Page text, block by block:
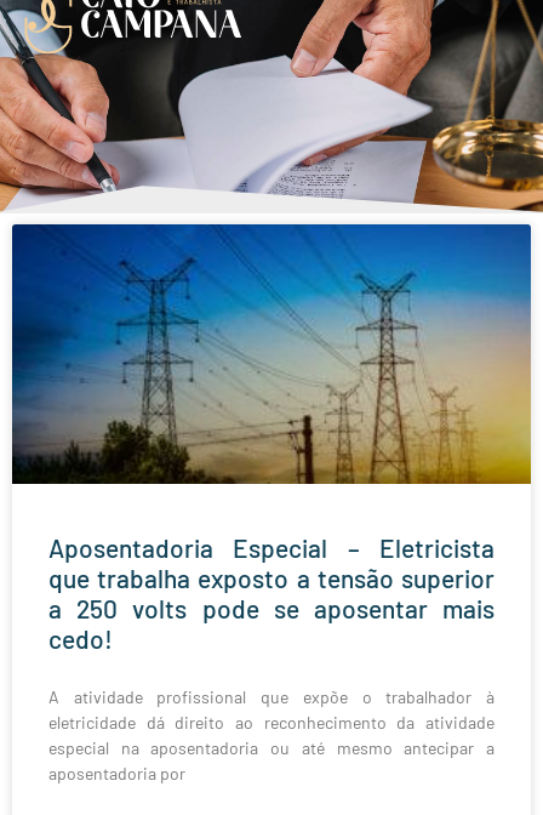
Aposentadoria Especial – Eletricista
que trabalha exposto a tensão superior
a 250 volts pode se aposentar mais
cedo!
A atividade profissional que expõe o trabalhador à
eletricidade dá direito ao reconhecimento da atividade
especial na aposentadoria ou até mesmo antecipar a
aposentadoria por